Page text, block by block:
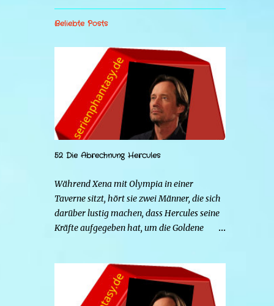
Beliebte Posts
52 Die Abrechnung Hercules
Während Xena mit Olympia in einer
Taverne sitzt, hört sie zwei Männer, die sich
darüber lustig machen, dass Hercules seine
Kräfte aufgegeben hat, um die Goldene
Grund zu gehen. Tatsächlich handelt es sich
bei den beiden Männern um Mars und Strife.
Serena ist glücklich mit ihrem neuen Leben